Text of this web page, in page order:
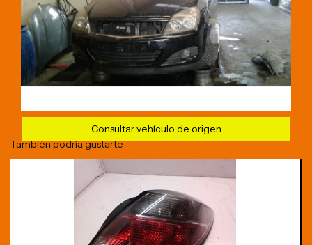
Consultar vehículo de origen
También podría gustarte